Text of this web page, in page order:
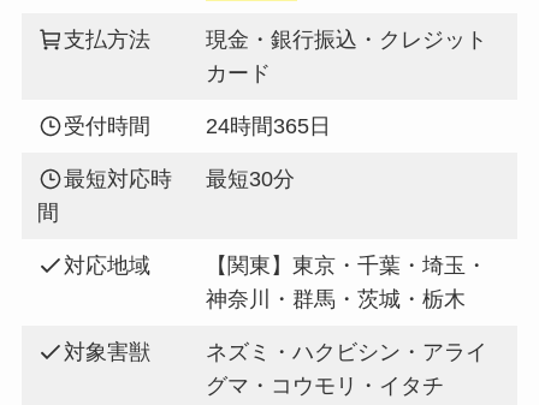
支払方法
現金・銀行振込・クレジット
カード
受付時間 24時間365日
最短対応時
間
最短30分
対応地域
【関東】東京・千葉・埼玉・
神奈川・群馬・茨城・栃木
対象害獣
ネズミ・ハクビシン・アライ
グマ・コウモリ・イタチ